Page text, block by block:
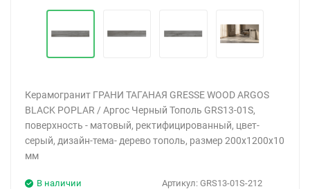
Керамогранит ГРАНИ ТАГАНАЯ GRESSE WOOD ARGOS
BLACK POPLAR / Аргос Черный Тополь GRS13-01S,
поверхность - матовый, ректифицированный, цвет-
серый, дизайн-тема- дерево тополь, размер 200x1200x10
мм
Артикул: GRS13-01S-212
В наличии